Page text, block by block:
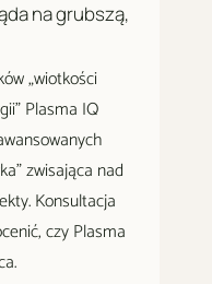
na grubszą,
„wiotkości
Plasma IQ
zwisająca nad
Konsultacja
czy Plasma